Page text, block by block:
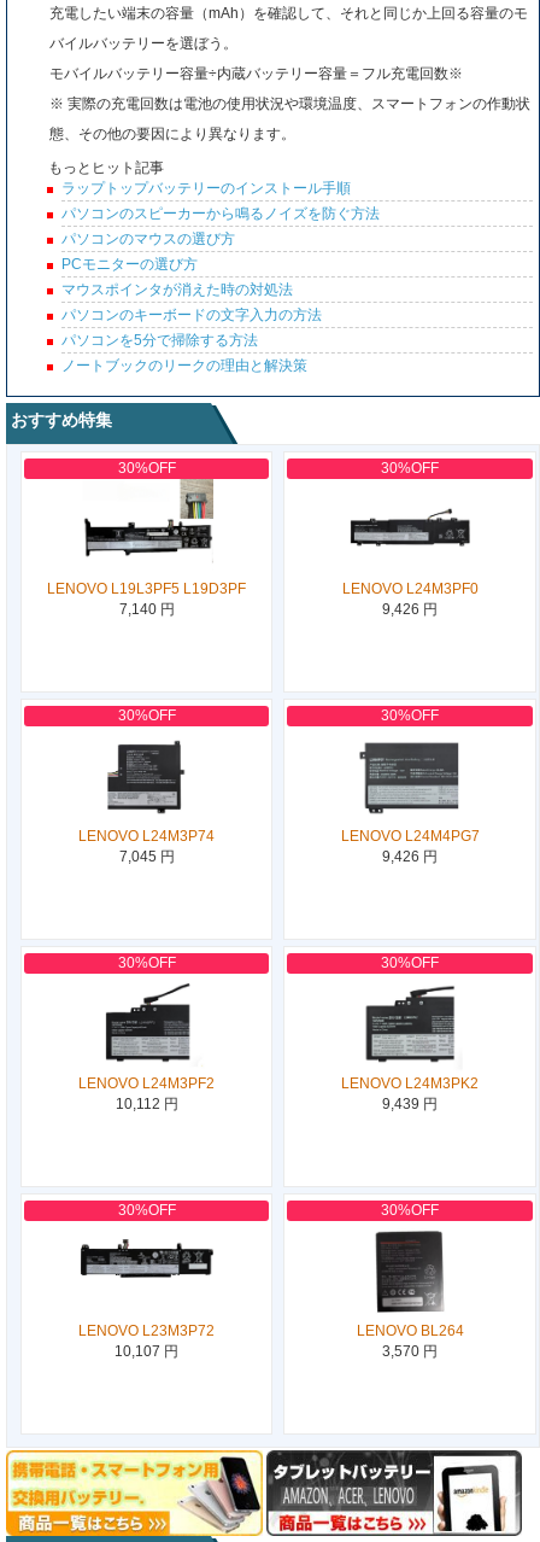
充電したい端末の容量（mAh）を確認して、それと同じか上回る容量のモ
バイルバッテリーを選ぼう。
モバイルバッテリー容量÷内蔵バッテリー容量＝フル充電回数※
※ 実際の充電回数は電池の使用状況や環境温度、スマートフォンの作動状
態、その他の要因により異なります。
もっとヒット記事
ラップトップバッテリーのインストール手順
パソコンのスピーカーから鳴るノイズを防ぐ方法
パソコンのマウスの選び方
PCモニターの選び方
マウスポインタが消えた時の対処法
パソコンのキーボードの文字入力の方法
パソコンを5分で掃除する方法
ノートブックのリークの理由と解決策
おすすめ特集
30%OFF
LENOVO L19L3PF5 L19D3PF
7,140 円
30%OFF
LENOVO L24M3PF0
9,426 円
30%OFF
LENOVO L24M3P74
7,045 円
30%OFF
LENOVO L24M4PG7
9,426 円
30%OFF
LENOVO L24M3PF2
10,112 円
30%OFF
LENOVO L24M3PK2
9,439 円
30%OFF
LENOVO L23M3P72
10,107 円
30%OFF
LENOVO BL264
3,570 円